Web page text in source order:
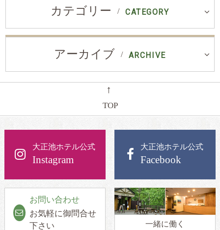
カテゴリー CATEGORY
アーカイブ ARCHIVE
←
TOP
大正池ホテル公式
Instagram
大正池ホテル公式
Facebook
お問い合わせ
お気軽に御問合せ
下さい
一緒に働く